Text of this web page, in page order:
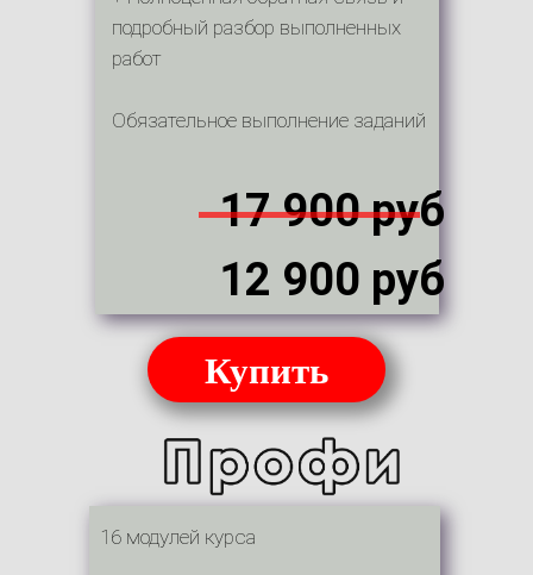
подробный разбор выполненных
работ
Обязательное выполнение заданий
16 модулей курса
Купить
17 900 руб
12 900 руб